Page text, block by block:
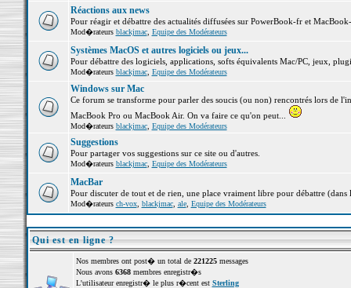
Réactions aux news
Pour réagir et débattre des actualités diffusées sur PowerBook-fr et
Mod�rateurs blackjmac, Equipe des Modérateurs
Systèmes MacOS et autres logiciels ou jeux...
Pour débattre des logiciels, applications, softs équivalents Mac/PC, jeux,
Mod�rateurs blackjmac, Equipe des Modérateurs
Windows sur Mac
Ce forum se transforme pour parler des soucis (ou non) rencontrés lors de
MacBook Pro ou MacBook Air. On va faire ce qu'on peut...
Mod�rateurs blackjmac, Equipe des Modérateurs
Suggestions
Pour partager vos suggestions sur ce site ou d'autres.
Mod�rateurs blackjmac, Equipe des Modérateurs
MacBar
Pour discuter de tout et de rien, une place vraiment libre pour débattre (dans
Mod�rateurs ch-vox, blackjmac, ale, Equipe des Modérateurs
Qui est en ligne ?
Nos membres ont post� un total de 221225messages
Nous avons 6368membres enregistr�s
L'utilisateur enregistr� le plus r�cent est Sterling